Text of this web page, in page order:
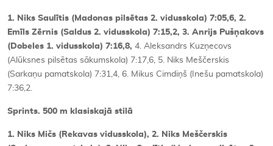
1. Niks Saulītis (Madonas pilsētas 2. vidusskola) 7:05,6, 2.
Emīls Zērnis (Saldus 2. vidusskola) 7:15,2, 3. Anrijs Pušņakovs
(Dobeles 1. vidusskola) 7:16,8, 4. Aleksandrs Kuzņecovs
(Alūksnes pilsētas sākumskola) 7:17,6, 5. Niks Meščerskis
(Sarkaņu pamatskola) 7:31,4, 6. Mikus Cimdiņš (Inešu pamatskola)
7:36,2.
Sprints. 500 m klasiskajā stilā
1. Niks Mičs (Rekavas vidusskola), 2. Niks Meščerskis